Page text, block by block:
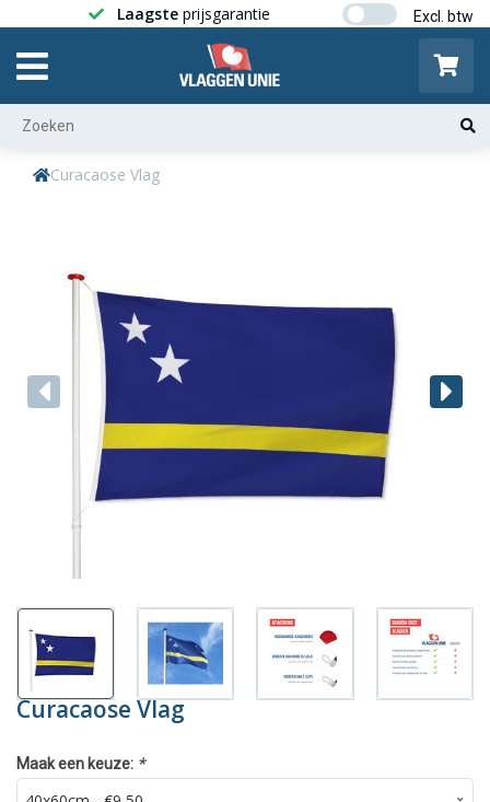
Laagste prijsgarantie Gratis
Curacaose Vlag
Curacaose Vlag
Maak een keuze: *